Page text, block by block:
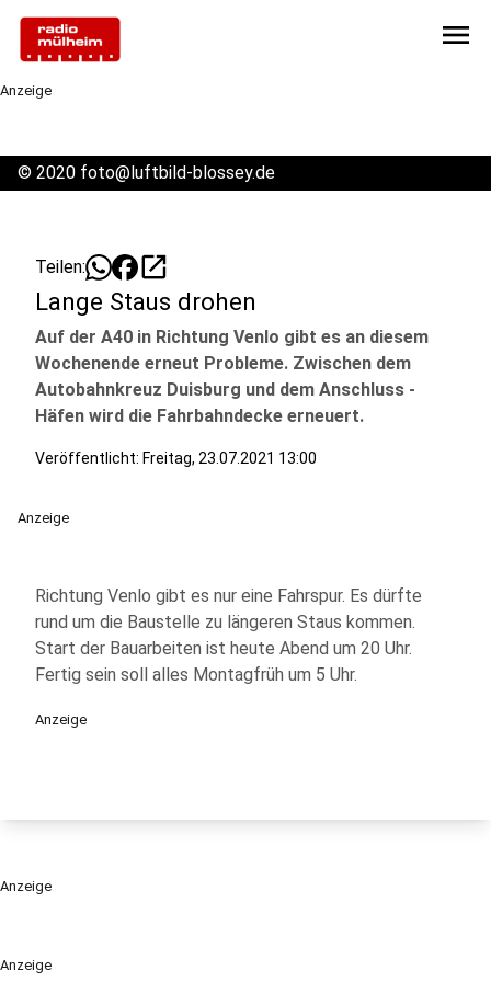
menu
Anzeige
Anzeige
© 2020 foto@luftbild-blossey.de
Teilen: open_in_new
Lange Staus drohen
Auf der A40 in Richtung Venlo gibt es an diesem
Wochenende erneut Probleme. Zwischen dem
Autobahnkreuz Duisburg und dem Anschluss -
Häfen wird die Fahrbahndecke erneuert.
Veröffentlicht: Freitag, 23.07.2021 13:00
Anzeige
Richtung Venlo gibt es nur eine Fahrspur. Es dürfte
rund um die Baustelle zu längeren Staus kommen.
Start der Bauarbeiten ist heute Abend um 20 Uhr.
Fertig sein soll alles Montagfrüh um 5 Uhr.
Anzeige
Anzeige